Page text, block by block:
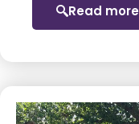
Read more